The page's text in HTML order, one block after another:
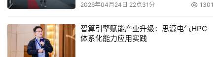
2026年04月24日 22点31分 1301
智算引擎赋能产业升级：思源电气HPC
体系化能力应用实践